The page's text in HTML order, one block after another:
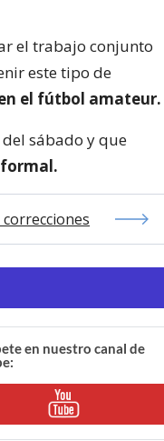
el trabajo conjunto
este tipo de
el fútbol amateur.
sábado y que
en nuestro canal de